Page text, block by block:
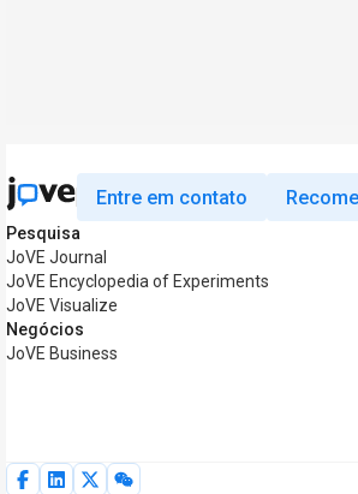
Entre em contato
Pesquisa
JoVE Journal
JoVE Encyclopedia of Experiments
JoVE Visualize
Negócios
JoVE Business